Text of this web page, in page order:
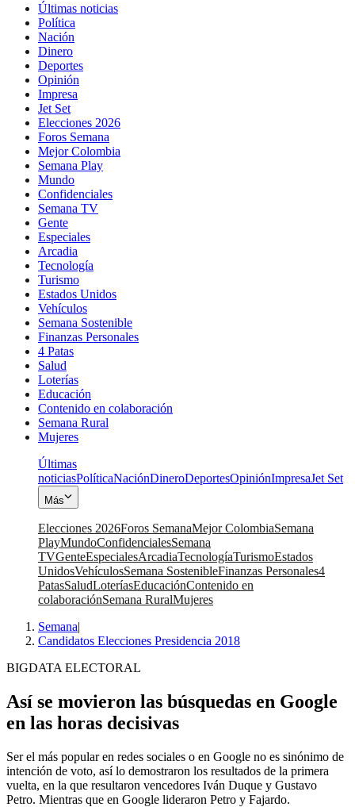
Últimas noticias
Política
Nación
Dinero
Deportes
Opinión
Impresa
Jet Set
Elecciones 2026
Foros Semana
Mejor Colombia
Semana Play
Mundo
Confidenciales
Semana TV
Gente
Especiales
Arcadia
Tecnología
Turismo
Estados Unidos
Vehículos
Semana Sostenible
Finanzas Personales
4 Patas
Salud
Loterías
Educación
Contenido en colaboración
Semana Rural
Mujeres
Últimas
noticiasPolíticaNaciónDineroDeportesOpiniónImpresaJet Set
Más
Elecciones 2026Foros SemanaMejor ColombiaSemana
PlayMundoConfidencialesSemana
TVGenteEspecialesArcadiaTecnologíaTurismoEstados
UnidosVehículosSemana SostenibleFinanzas Personales4
PatasSaludLoteríasEducaciónContenido en
colaboraciónSemana RuralMujeres
Semana|
Candidatos Elecciones Presidencia 2018
BIGDATA ELECTORAL
Así se movieron las búsquedas en Google
en las horas decisivas
Ser el más popular en redes sociales o en Google no es sinónimo de
intención de voto, así lo demostraron los resultados de la primera
vuelta, en la que resultaron vencedores Iván Duque y Gustavo
Petro. Mientras que en Google lideraron Petro y Fajardo.